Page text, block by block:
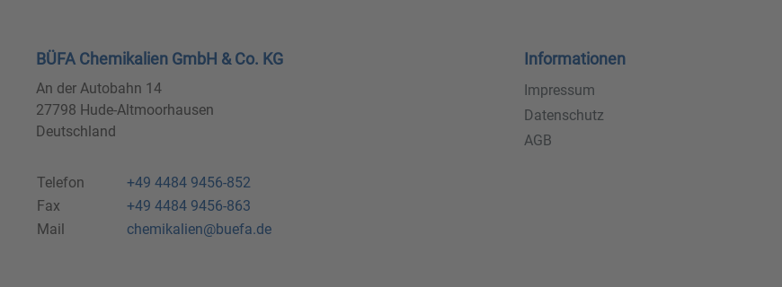
BÜFA Chemikalien GmbH & Co. KG
An der Autobahn 14
27798 Hude-Altmoorhausen
Deutschland
Telefon
+49 4484 9456-852
Fax
+49 4484 9456-863
Mail
chemikalien@buefa.de
Informationen
Impressum
Datenschutz
AGB